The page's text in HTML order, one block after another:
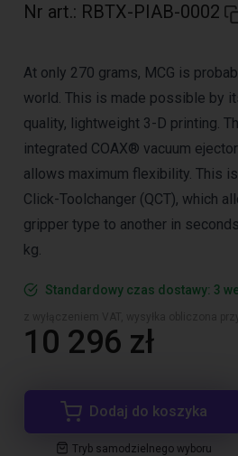
Nr art.: RBTX-PIAB-0002
At only 270 grams, MCG is
world. This is made possible by
quality, lightweight 3-D printing.
integrated COAX® vacuum
allows maximum flexibility. This
Click-Toolchanger (QCT), which
gripper type to another in
kg.
Standardowy czas dostawy: 3
10 296 zł
Dodaj do koszyka
Tryb samodzielnego wyboru